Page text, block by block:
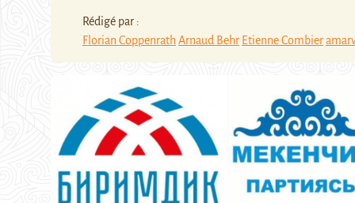
Rédigé par :
Florian CoppenrathArnaud Behr Etienne Combier